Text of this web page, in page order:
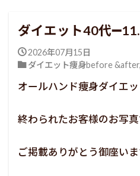
ダイエット40代
2026年07月15日
ダイエット痩身before &after,
オールハンド痩身ダイエ
終わられたお客様のお写
ご掲載ありがとう御座い